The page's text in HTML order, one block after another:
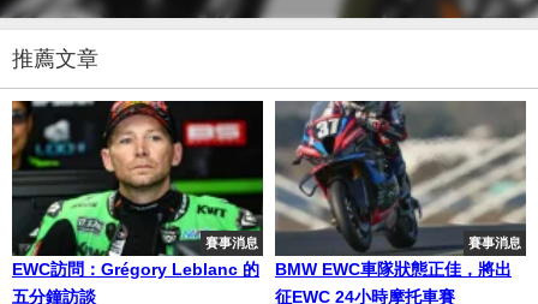
推薦文章
賽事消息
EWC訪問：Grégory Leblanc 的
五分鐘訪談
賽事消息
BMW EWC車隊狀態正佳，將出
征EWC 24小時摩托車賽